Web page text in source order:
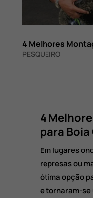
4 Melhores
PESQUEIRO
4
para
Em lugares
represas ou
ótima opção
e tornaram-se